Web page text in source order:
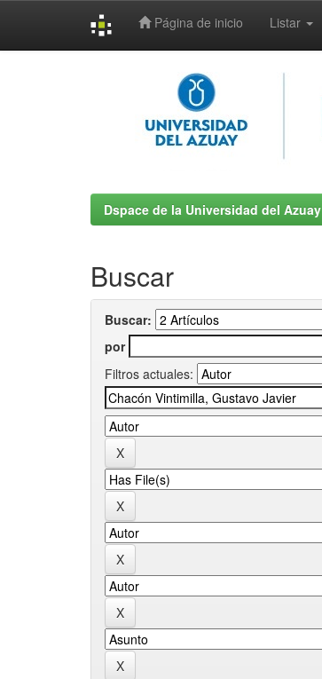
Página de inicio Listar
Dspace de la Universidad del Azuay
Buscar
Buscar:
por
Filtros actuales: